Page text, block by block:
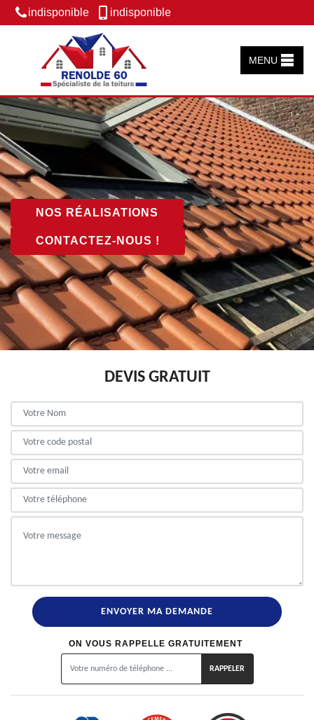
indisponible indisponible
MENU
NOS RÉALISATIONS
CONTACTEZ-NOUS !
DEVIS GRATUIT
ON VOUS RAPPELLE GRATUITEMENT